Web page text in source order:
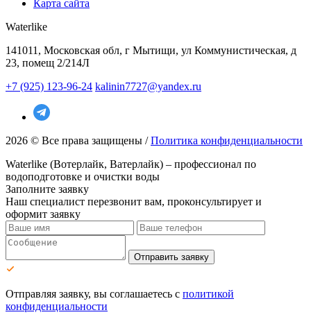
Карта сайта
Waterlike
141011, Московская обл, г Мытищи, ул Коммунистическая, д
23, помещ 2/214Л
+7 (925) 123-96-24 kalinin7727@yandex.ru
2026 © Все права защищены /Политика конфиденциальности
Waterlike (Вотерлайк, Ватерлайк) – профессионал по
водоподготовке и очистки воды
Заполните заявку
Наш специалист перезвонит вам, проконсультирует и
оформит заявку
Отправить заявку
Отправляя заявку, вы соглашаетесь с политикой
конфиденциальности